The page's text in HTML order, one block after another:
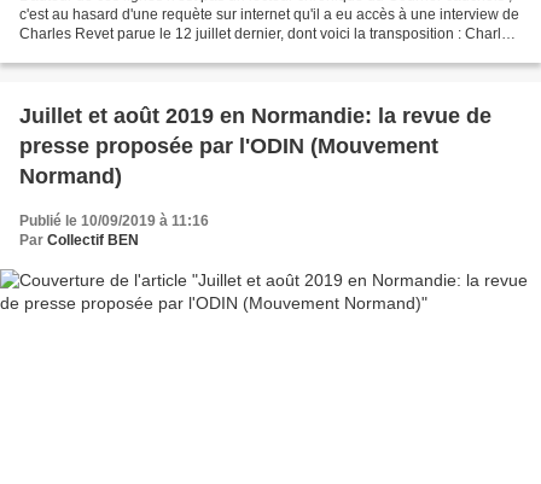
c'est au hasard d'une requète sur internet qu'il a eu accès à une interview de
Charles Revet parue le 12 juillet dernier, dont voici la transposition : Charles
Juillet et août 2019 en Normandie: la revue de
presse proposée par l'ODIN (Mouvement
Normand)
Publié le 10/09/2019 à 11:16
Par Collectif BEN